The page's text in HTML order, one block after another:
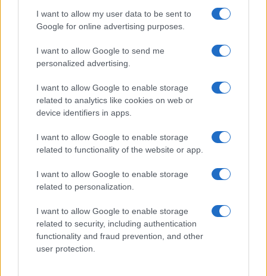
I want to allow my user data to be sent to
Google for online advertising purposes.
I want to allow Google to send me
personalized advertising.
I want to allow Google to enable storage
related to analytics like cookies on web or
device identifiers in apps.
I want to allow Google to enable storage
related to functionality of the website or app.
I want to allow Google to enable storage
related to personalization.
I want to allow Google to enable storage
related to security, including authentication
functionality and fraud prevention, and other
user protection.
Sitios recomendados
Resultados de ciclismo en vivo